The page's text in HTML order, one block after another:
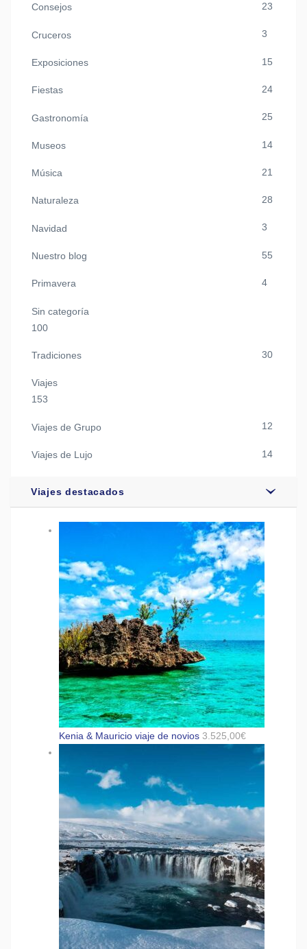
Consejos 23
Cruceros 3
Exposiciones 15
Fiestas 24
Gastronomía 25
Museos 14
Música 21
Naturaleza 28
Navidad 3
Nuestro blog 55
Primavera 4
Sin categoría
100
Tradiciones 30
Viajes
153
Viajes de Grupo 12
Viajes de Lujo 14
Viajes destacados
Kenia & Mauricio viaje de novios 3.525,00€